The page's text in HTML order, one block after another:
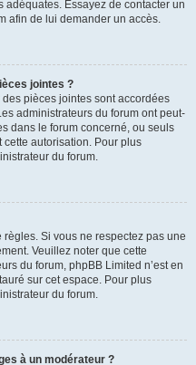
Essayez de contacter un
afin de lui demander un accès.
jointes ?
pièces jointes sont accordées
administrateurs du forum ont peut-
dans le forum concerné, ou seuls
cette autorisation. Pour plus
du forum.
Si vous ne respectez pas une
Veuillez noter que cette
du forum, phpBB Limited n’est en
sur cet espace. Pour plus
du forum.
à un modérateur ?